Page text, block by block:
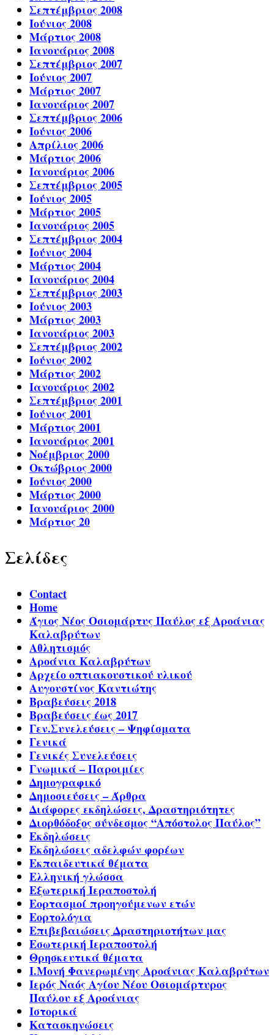
Σεπτέμβριος 2008
Ιούνιος 2008
Μάρτιος 2008
Ιανουάριος 2008
Σεπτέμβριος 2007
Ιούνιος 2007
Μάρτιος 2007
Ιανουάριος 2007
Σεπτέμβριος 2006
Ιούνιος 2006
Απρίλιος 2006
Μάρτιος 2006
Ιανουάριος 2006
Σεπτέμβριος 2005
Ιούνιος 2005
Μάρτιος 2005
Ιανουάριος 2005
Σεπτέμβριος 2004
Ιούνιος 2004
Μάρτιος 2004
Ιανουάριος 2004
Σεπτέμβριος 2003
Ιούνιος 2003
Μάρτιος 2003
Ιανουάριος 2003
Σεπτέμβριος 2002
Ιούνιος 2002
Μάρτιος 2002
Ιανουάριος 2002
Σεπτέμβριος 2001
Ιούνιος 2001
Μάρτιος 2001
Ιανουάριος 2001
Νοέμβριος 2000
Οκτώβριος 2000
Ιούνιος 2000
Μάρτιος 2000
Ιανουάριος 2000
Μάρτιος 20
Σελίδες
Contact
Home
Άγιος Νέος Οσιομάρτυς Παύλος εξ Αροάνιας
Καλαβρύτων
Αθλητισμός
Αροάνια Καλαβρύτων
Αρχείο οπτιακουστικού υλικού
Αυγουστίνος Καντιώτης
Βραβεύσεις 2018
Βραβεύσεις έως 2017
Γεν.Συνελεύσεις – Ψηφίσματα
Γενικά
Γενικές Συνελεύσεις
Γνωμικά – Παροιμίες
Δημογραφικό
Δημοσιεύσεις – Άρθρα
Διάφορες εκδηλώσεις, Δραστηριότητες
Διορθόδοξος σύνδεσμος “Απόστολος Παύλος”
Εκδηλώσεις
Εκδηλώσεις αδελφών φορέων
Εκπαιδευτικά θέματα
Ελληνική γλώσσα
Εξωτερική Ιεραποστολή
Εορτασμοί προηγούμενων ετών
Εορτολόγια
Επιβεβαιώσεις Δραστηριοτήτων μας
Εσωτερική Ιεραποστολή
Θρησκευτικά θέματα
Ι.Μονή Φανερωμένης Αροάνιας Καλαβρύτων
Ιερός Ναός Αγίου Νέου Οσιομάρτυρος
Παύλου εξ Αροάνιας
Ιστορικά
Κατασκηνώσεις